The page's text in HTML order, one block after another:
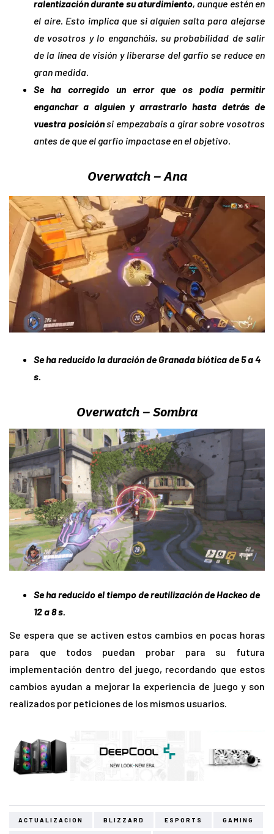
ralentización durante su aturdimiento, aunque estén en
el aire. Esto implica que si alguien salta para alejarse
de vosotros y lo engancháis, su probabilidad de salir
de la línea de visión y liberarse del garfio se reduce en
gran medida.
Se ha corregido un error que os podía permitir
enganchar a alguien y arrastrarlo hasta detrás de
vuestra posiciónsi empezabais a girar sobre vosotros
antes de que el garfio impactase en el objetivo.
Overwatch –Ana
Se ha reducido la duración de Granada biótica de 5 a 4
s.
Overwatch –Sombra
Se ha reducido el tiempo de reutilización de Hackeo de
12 a 8 s.
Se espera que se activen estos cambios en pocas horas
para que todos puedan probar para su futura
implementación dentro del juego, recordando que estos
cambios ayudan a mejorar la experiencia de juego y son
realizados por peticiones de los mismos usuarios.
ACTUALIZACION BLIZZARD ESPORTS GAMING